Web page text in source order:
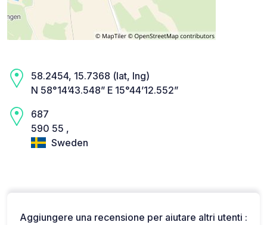
58.2454, 15.7368 (lat, lng)
N 58°14’43.548” E 15°44’12.552”
687
590 55 ,
Sweden
Aggiungere una recensione per aiutare altri utenti :